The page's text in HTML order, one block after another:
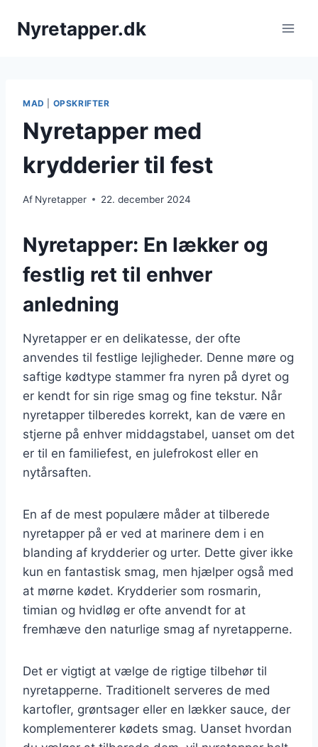
Nyretapper.dk
MAD OPSKRIFTER
Nyretapper med
krydderier til fest
Af Nyretapper 22. december 2024
Nyretapper: En lækker og
festlig ret til enhver
anledning
Nyretapper er en delikatesse, der ofte
anvendes til festlige lejligheder. Denne møre og
saftige kødtype stammer fra nyren på dyret og
er kendt for sin rige smag og fine tekstur. Når
nyretapper tilberedes korrekt, kan de være en
stjerne på enhver middagstabel, uanset om det
er til en familiefest, en julefrokost eller en
nytårsaften.
En af de mest populære måder at tilberede
nyretapper på er ved at marinere dem i en
blanding af krydderier og urter. Dette giver ikke
kun en fantastisk smag, men hjælper også med
at mørne kødet. Krydderier som rosmarin,
timian og hvidløg er ofte anvendt for at
fremhæve den naturlige smag af nyretapperne.
Det er vigtigt at vælge de rigtige tilbehør til
nyretapperne. Traditionelt serveres de med
kartofler, grøntsager eller en lækker sauce, der
komplementerer kødets smag. Uanset hvordan